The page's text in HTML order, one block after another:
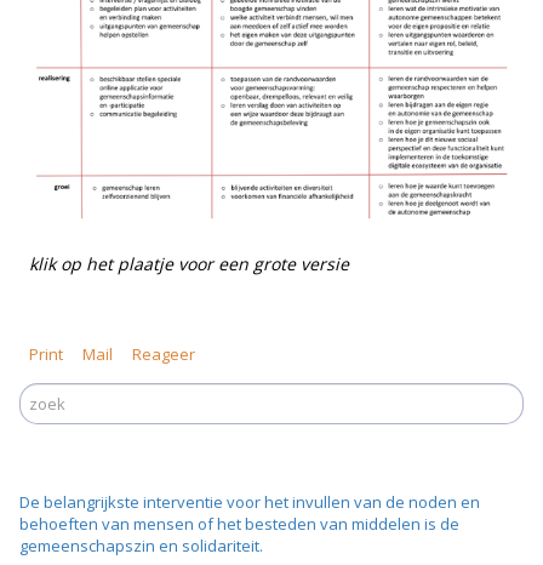
klik op het plaatje voor een grote versie
Print Mail Reageer
De belangrijkste interventie voor het invullen van de noden en
behoeften van mensen of het besteden van middelen is de
gemeenschapszin en solidariteit.